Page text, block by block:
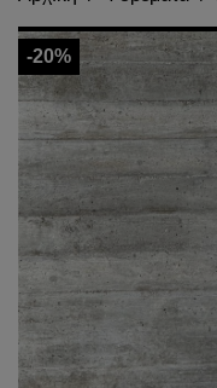
-20%